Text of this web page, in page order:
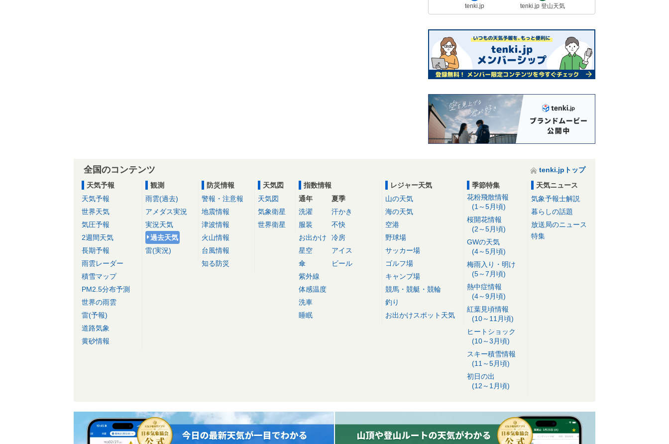
tenki.jp tenki.jp 登山天気
全国のコンテンツ
tenki.jpトップ
天気予報
天気予報
世界天気
気圧予報
2週間天気
長期予報
雨雲レーダー
積雪マップ
PM2.5分布予測
世界の雨雲
雷(予報)
道路気象
黄砂情報
観測
雨雲(過去)
アメダス実況
実況天気
過去天気
雷(実況)
防災情報
警報・注意報
地震情報
津波情報
火山情報
台風情報
知る防災
天気図
天気図
気象衛星
世界衛星
指数情報
通年
洗濯
服装
お出かけ
星空
傘
紫外線
体感温度
洗車
睡眠
夏季
汗かき
不快
冷房
アイス
ビール
レジャー天気
山の天気
海の天気
空港
野球場
サッカー場
ゴルフ場
キャンプ場
競馬・競艇・競輪
釣り
お出かけスポット天気
季節特集
花粉飛散情報
(1～5月頃)
桜開花情報
(2～5月頃)
GWの天気
(4～5月頃)
梅雨入り・明け
(5～7月頃)
熱中症情報
(4～9月頃)
紅葉見頃情報
(10～11月頃)
ヒートショック
(10～3月頃)
スキー積雪情報
(11～5月頃)
初日の出
(12～1月頃)
天気ニュース
気象予報士解説
暮らしの話題
放送局のニュース
特集